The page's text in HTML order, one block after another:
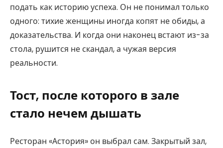
подать как историю успеха. Он не понимал только
одного: тихие женщины иногда копят не обиды, а
доказательства. И когда они наконец встают из-за
стола, рушится не скандал, а чужая версия
реальности.
Тост, после которого в зале
стало нечем дышать
Ресторан «Астория» он выбрал сам. Закрытый зал,